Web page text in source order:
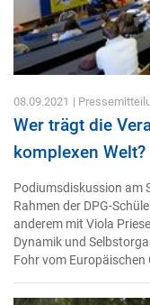
08.09.2021 |
Wer trägt die
komplexen Welt?
Podiumsdiskussion am
Rahmen der DPG-
anderem mit Viola
Dynamik und
Fohr vom